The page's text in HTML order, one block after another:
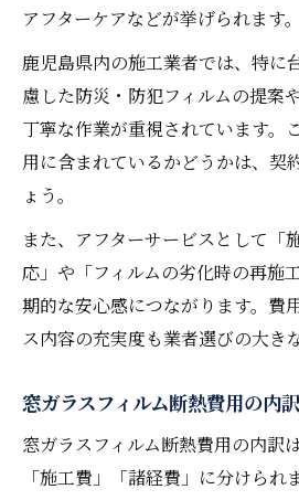
アフターケアなどが挙げられます。
鹿児島県内の施工業者では、特に
慮した防災・防犯フィルムの提案
丁寧な作業が重視されています。
用に含まれているかどうかは、契
ょう。
また、アフターサービスとして「
応」や「フィルムの劣化時の再施
期的な安心感につながります。費
ス内容の充実度も業者選びの大き
窓ガラスフィルム断熱費用の内
窓ガラスフィルム断熱費用の内訳
「施工費」「諸経費」に分けられ